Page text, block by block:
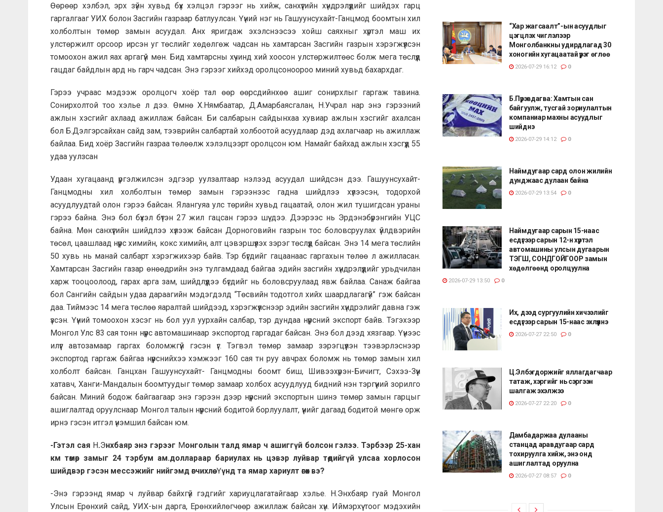
Өөрөөр хэлбэл, эрх зүйн хувьд бүх хэлцэл гэрээг нь хийж, санхүүгийн хүндрэлүүдийг шийдэх гарц
гаргалгааг УИХ болон Засгийн газраар батлуулсан. Үүний нэг нь Гашуунсухайт-Ганцмод боомтын хил
холболтын төмөр замын асуудал. Анх яригдаж эхэлснээсээ хойш саяхныг хүртэл маш их
улстөржилт орсоор ирсэн уг төслийг хөдөлгөж чадсан нь хамтарсан Засгийн газрын хэрэгжүүлсэн
томоохон ажил яах аргагүй мөн. Бид хамтарсны хүчинд хий хоосон улстөржилтөөс болж мега төслүүд
гацдаг байдлын ард нь гарч чадсан. Энэ гэрээг хийхэд оролцсоноороо миний хувьд бахархдаг.
Гэрээ учраас мэдээж оролцогч хоёр тал өөр өөрсдийнхөө ашиг сонирхлыг гаргаж тавина.
Сонирхолтой тоо хэлье л дээ. Өмнө Х.Нямбаатар, Д.Амарбаясгалан, Н.Учрал нар энэ гэрээний
ажлын хэсгийг ахлаад ажиллаж байсан. Би салбарын сайдынхаа хувиар ажлын хэсгийг ахалсан
бол Б.Дэлгэрсайхан сайд зам, тээврийн салбартай холбоотой асуудлаар дэд ахлагчаар нь ажиллаж
байлаа. Бид хоёр Засгийн газраа төлөөлж хэлэлцээрт оролцсон юм. Намайг байхад ажлын хэсгүүд 55
удаа уулзсан
Удаан хугацаанд үргэлжилсэн эдгээр уулзалтаар нэлээд асуудал шийдсэн дээ. Гашуунсухайт-
Ганцмодны хил холболтын төмөр замын гэрээнээс гадна шийдлээ хүлээсэн, тодорхой
асуудлуудтай олон гэрээ байсан. Ялангуяа улс төрийн хувьд гацаатай, олон жил тушигдсан ураны
гэрээ байна. Энэ бол бүхэл бүтэн 27 жил гацсан гэрээ шүү дээ. Дээрээс нь Эрдэнэбүрэнгийн УЦС
байна. Мөн санхүүгийн шийдлээ хүлээж байсан Дорноговийн газрын тос боловсруулах үйлдвэрийн
төсөл, цаашлаад нүүрс химийн, кокс химийн, алт цэвэршүүлэх зэрэг төслүүд байсан. Энэ 14 мега төслийн
50 хувь нь манай салбарт хэрэгжихээр байв. Тэр бүгдийг гацаанаас гаргахын төлөө л ажилласан.
Хамтарсан Засгийн газар өнөөдрийн энэ тулгамдаад байгаа эдийн засгийн хүндрэлүүдийг урьдчилан
харж тооцоолоод, гарах арга зам, шийдлүүдээ бүгдийг нь боловсруулаад явж байлаа. Санаж байгаа
бол Сангийн сайдын удаа дараагийн мэдэгдэлд “Төсвийн тодотгол хийх шаардлагагүй” гэж байсан
даа. Тиймээс 14 мега төслөө яаралтай шийдээд, хэрэгжүүлснээр эдийн засгийн хүндрэлийг давна гэж
үзсэн. Үүний томоохон хэсэг нь бол уул уурхайн салбар, тэр дундаа нүүрсний экспорт байв. Тэгэхээр
Монгол Улс 83 сая тонн нүүрс автомашинаар экспортод гаргадаг байсан. Энэ бол дээд хязгаар. Үүнээс
илүүг автозамаар гаргах боломжгүй гэсэн үг. Тэгвэл төмөр замаар зэрэгцүүлэн тээвэрлэснээр
экспортод гаргаж байгаа нүүрснийхээ хэмжээг 160 сая тн руу авчрах боломж нь төмөр замын хил
холболт байсан. Ганцхан Гашуунсухайт- Ганцмодны боомт биш, Шивээхүрэн-Бичигт, Сэхээ-Зүүн
хатавч, Ханги-Мандалын боомтуудыг төмөр замаар холбох асуудлууд бидний нэн тэргүүний зорилго
байсан. Миний бодож байгаагаар энэ гэрээн дээр нүүрсний экспортын шинэ төмөр замын гарцыг
ашиглалтад оруулснаар Монгол талын нүүрсний бодитой борлуулалт, үүнийг дагаад бодитой мөнгө орж
ирнэ гэсэн итгэл үнэмшил байсан юм.
-Гэтэл сая Н.Энхбаяр энэ гэрээг Монголын талд ямар ч ашиггүй болсон гэлээ. Тэрбээр 25-хан
км төмөр замыг 24 тэрбум ам.доллараар бариулах нь цэвэр луйвар төдийгүй улсаа хорлосон
шийдвэр гэсэн мессэжийг нийгэмд өгчихлөө.Үүнд та ямар хариулт өгөх вэ?
-Энэ гэрээнд ямар ч луйвар байхгүй гэдгийг хариуцлагатайгаар хэлье. Н.Энхбаяр гуай Монгол
Улсын Ерөнхий сайд, УИХ-ын дарга, Ерөнхийлөгчөөр ажиллаж байсан хүн. Иймэрхүү тоог мэдэхийн
“Хар жагсаалт”-ын асуудлыг
цэгцлэх чиглэлээр
Монголбанкны удирдлагад 30
хоногийн хугацаатай үүрэг өглөө
2026-07-29 16:12 0
Б.Пүрэвдагва: Хамтын сан
байгуулж, тусгай зориулалтын
компаниар махны асуудлыг
шийднэ
2026-07-29 14:12 0
Наймдугаар сард олон жилийн
дунджаас дулаан байна
2026-07-29 13:54 0
Наймдугаар сарын 15-наас
есдүгээр сарын 12-н хүртэл
автомашины улсын дугаарын
ТЭГШ, СОНДГОЙГООР замын
хөдөлгөөнд оролцуулна
2026-07-29 13:50 0
Их, дээд сургуулийн хичээлийг
есдүгээр сарын 15-наас эхлүүлнэ
2026-07-27 22:50 0
Ц.Элбэгдоржийг яллагдагчаар
татаж, хэргийг нь сэргээн
шалгаж эхэлжээ
2026-07-27 22:20 0
Дамбадаржаа дулааны
станцад аравдугаар сард
тохируулга хийж, энэ онд
ашиглалтад оруулна
2026-07-27 08:57 0